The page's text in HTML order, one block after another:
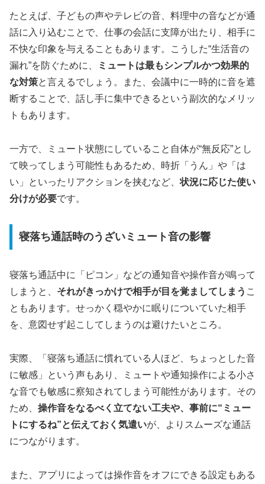
たとえば、子どもの声やテレビの音、料理中の音などが通
話に入り込むことで、仕事の会話に支障が出たり、相手に
不快な印象を与えることもあります。こうした“生活音の
漏れ”を防ぐために、
ミュートは最もシンプルかつ効果的
な対策と言えるでしょう。また、会議中に一時的に音を遮
断することで、話し手に集中できるという副次的なメリッ
トもあります。
一方で、ミュート状態にしていること自体が“無反応”とし
て映ってしまう可能性もあるため、時折「うん」や「は
い」といったリアクションを挟むなど、状況に応じた使い
分けが必要です。
寝落ち通話時のうざいミュート音の影響
寝落ち通話中に「ピコン」などの通知音や操作音が鳴って
しまうと、 それがきっかけで相手が目を覚ましてしまう こ
ともあります。せっかく穏やかに眠りについていた相手
を、意図せず起こしてしまうのは避けたいところ。
実際、「寝落ち通話に慣れている人ほど、ちょっとした音
に敏感」という声もあり、ミュートや通知操作による小さ
な音でも敏感に察知されてしまう可能性があります。その
ため、 操作音をなるべく立てない工夫や、事前に“ミュー
トにするね”と伝えておく気遣いが、よりスムーズな通話
につながります。
また、アプリによっては操作音をオフにできる設定もある